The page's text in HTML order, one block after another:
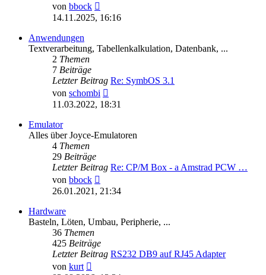
von bbock
Beitrag
14.11.2025, 16:16
Anwendungen
Textverarbeitung, Tabellenkalkulation, Datenbank, ...
2 Themen
7 Beiträge
Letzter Beitrag Re: SymbOS 3.1
von schombi
Beitrag
11.03.2022, 18:31
Emulator
Alles über Joyce-Emulatoren
4 Themen
29 Beiträge
Letzter Beitrag Re: CP/M Box - a Amstrad PCW …
von bbock
Beitrag
26.01.2021, 21:34
Hardware
Basteln, Löten, Umbau, Peripherie, ...
36 Themen
425 Beiträge
Letzter Beitrag RS232 DB9 auf RJ45 Adapter
von kurt